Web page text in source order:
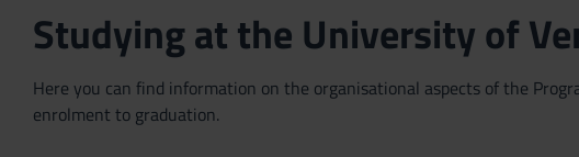
Studying at the University of
Here you can find information on the organisational aspects of the
enrolment to graduation.